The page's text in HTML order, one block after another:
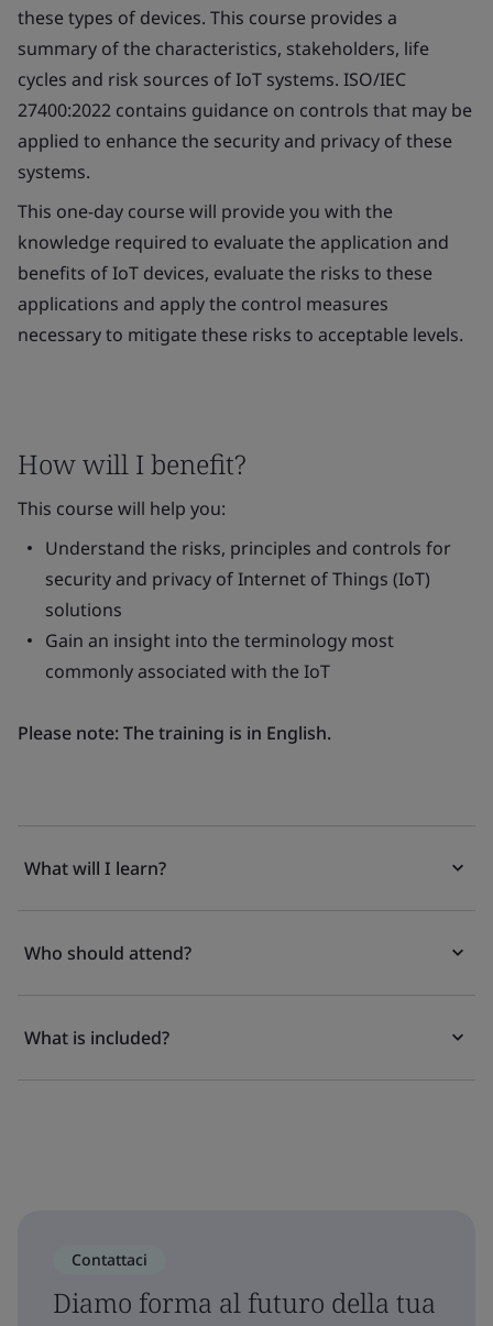
these types of devices. This course provides a
summary of the characteristics, stakeholders, life
cycles and risk sources of IoT systems. ISO/IEC
27400:2022 contains guidance on controls that may be
applied to enhance the security and privacy of these
systems.
This one-day course will provide you with the
knowledge required to evaluate the application and
benefits of IoT devices, evaluate the risks to these
applications and apply the control measures
necessary to mitigate these risks to acceptable levels.
How will I benefit?
This course will help you:
Understand the risks, principles and controls for
security and privacy of Internet of Things (IoT)
solutions
Gain an insight into the terminology most
commonly associated with the IoT
Please note: The training is in English.
What will I learn?
Who should attend?
What is included?
Contattaci
Diamo forma al futuro della tua